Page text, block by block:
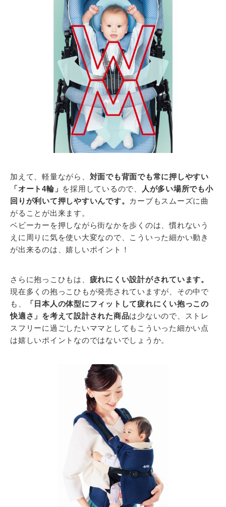
加えて、軽量ながら、 対面でも背面でも常に押しやすい
「オート4輪」 を採用しているので、
人が多い場所でも小
回りが利いて押しやすいんです。
カーブもスムーズに曲
がることが出来ます。
ベビーカーを押しながら街なかを歩くのは、慣れないう
えに周りに気を使い大変なので、こういった細かい動き
が出来るのは、嬉しいポイント！
さらに抱っこひもは、 疲れにくい設計がされています。
現在多くの抱っこひもが発売されていますが、その中で
も、
「日本人の体型にフィットして疲れにくい抱っこの
快適さ」を考えて設計された商品は少ないので、ストレ
スフリーに過ごしたいママとしてもこういった細かい点
は嬉しいポイントなのではないでしょうか。